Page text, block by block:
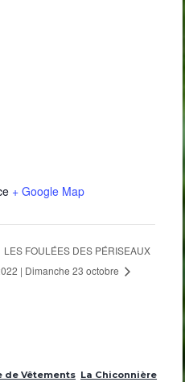
+ Google Map
LES FOULÉES DES PÉRISEAUX
| Dimanche 23 octobre
de Vêtements La Chiconnière